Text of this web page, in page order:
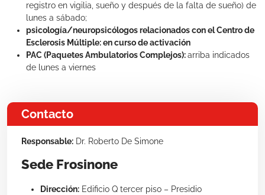
registro en vigilia, sueño y después de la falta de sueño) de
lunes a sábado;
psicología/neuropsicólogos relacionados con el Centro de
Esclerosis Múltiple:en curso de activación
PAC (Paquetes Ambulatorios Complejos):arriba indicados
de lunes a viernes
Contacto
Responsable: Dr. Roberto De Simone
Sede Frosinone
Dirección: Edificio Q tercer piso – Presidio